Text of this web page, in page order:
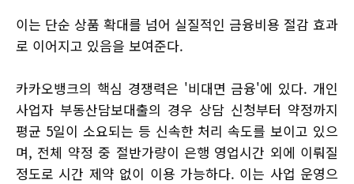
이는 단순 상품 확대를 넘어 실질적인 금융비용 절감 효과
로 이어지고 있음을 보여준다.
카카오뱅크의 핵심 경쟁력은 '비대면 금융'에 있다. 개인
사업자 부동산담보대출의 경우 상담 신청부터 약정까지
평균 5일이 소요되는 등 신속한 처리 속도를 보이고 있으
며, 전체 약정 중 절반가량이 은행 영업시간 외에 이뤄질
정도로 시간 제약 없이 이용 가능하다. 이는 사업 운영으